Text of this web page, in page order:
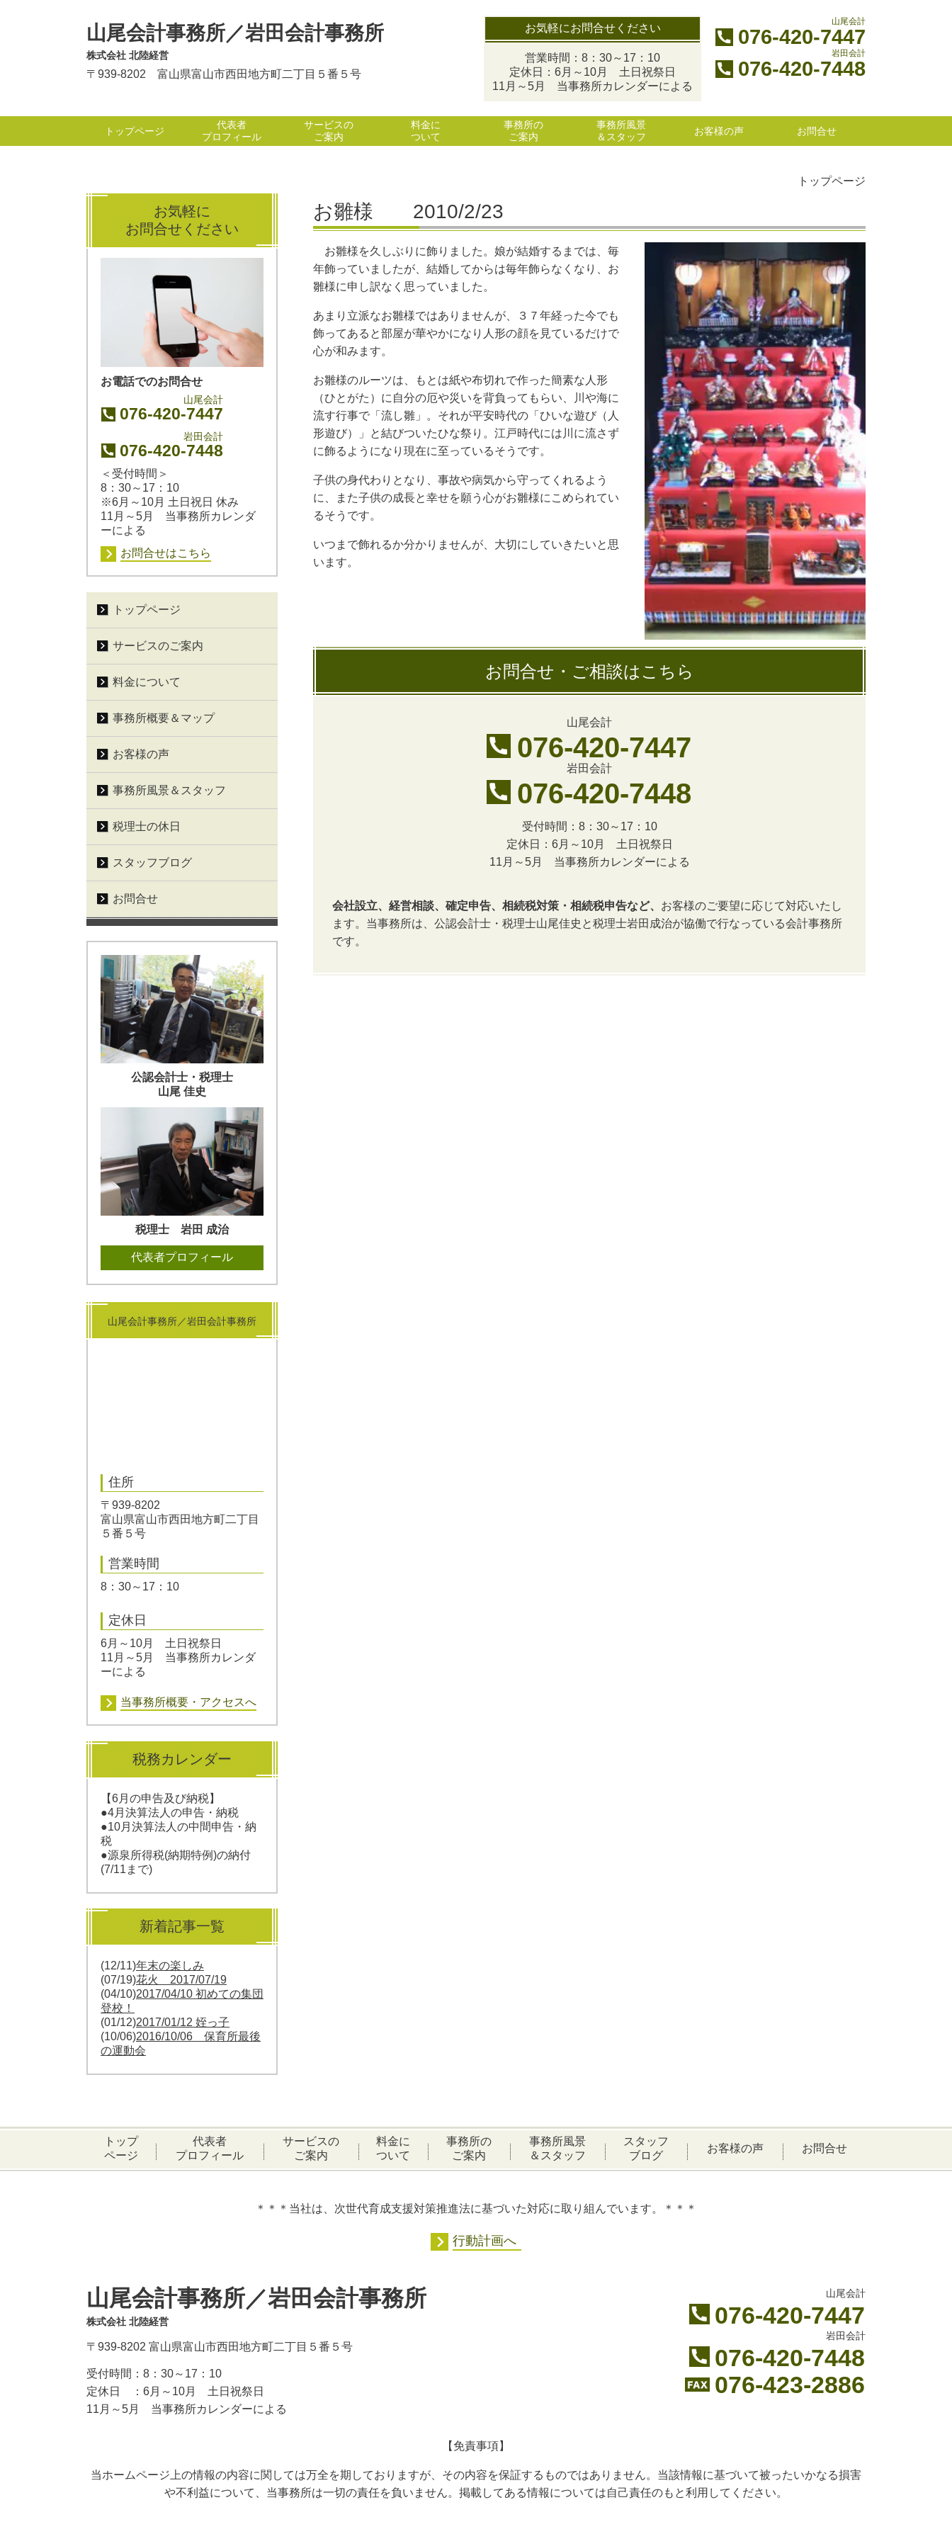
山尾会計事務所／岩田会計事務所
株式会社 北陸経営
〒939-8202 富山県富山市西田地方町二丁目５番５号
お気軽にお問合せください
営業時間：8：30～17：10
定休日：6月～10月 土日祝祭日
11月～5月 当事務所カレンダーによる
山尾会計
076-420-7447
岩田会計
076-420-7448
トップページ
代表者
プロフィール
サービスの
ご案内
料金に
ついて
事務所の
ご案内
事務所風景
＆スタッフ
お客様の声 お問合せ
トップページ
お雛様 2010/2/23
お雛様を久しぶりに飾りました。娘が結婚するまでは、毎
年飾っていましたが、結婚してからは毎年飾らなくなり、お
雛様に申し訳なく思っていました。
あまり立派なお雛様ではありませんが、３７年経った今でも
飾ってあると部屋が華やかになり人形の顔を見ているだけで
心が和みます。
お雛様のルーツは、もとは紙や布切れで作った簡素な人形
（ひとがた）に自分の厄や災いを背負ってもらい、川や海に
流す行事で「流し雛」。それが平安時代の「ひいな遊び（人
形遊び）」と結びついたひな祭り。江戸時代には川に流さず
に飾るようになり現在に至っているそうです。
子供の身代わりとなり、事故や病気から守ってくれるよう
に、また子供の成長と幸せを願う心がお雛様にこめられてい
るそうです。
いつまで飾れるか分かりませんが、大切にしていきたいと思
います。
お問合せ・ご相談はこちら
山尾会計
076-420-7447
岩田会計
076-420-7448
受付時間：8：30～17：10
定休日：6月～10月 土日祝祭日
11月～5月 当事務所カレンダーによる
会社設立、経営相談、確定申告、相続税対策・相続税申告など、 お客様のご要望に応じて対応いたし
ます。当事務所は、公認会計士・税理士山尾佳史と税理士岩田成治が協働で行なっている会計事務所
です。
お気軽に
お問合せください
お電話でのお問合せ
山尾会計
076-420-7447
岩田会計
076-420-7448
＜受付時間＞
8：30～17：10
※6月～10月 土日祝日 休み
11月～5月 当事務所カレンダ
ーによる
お問合せはこちら
トップページ
サービスのご案内
料金について
事務所概要＆マップ
お客様の声
事務所風景＆スタッフ
税理士の休日
スタッフブログ
お問合せ
公認会計士・税理士
山尾 佳史
税理士 岩田 成治
代表者プロフィール
山尾会計事務所／岩田会計事務所
住所
〒939-8202
富山県富山市西田地方町二丁目
５番５号
営業時間
8：30～17：10
定休日
6月～10月 土日祝祭日
11月～5月 当事務所カレンダ
ーによる
当事務所概要・アクセスへ
税務カレンダー
【6月の申告及び納税】
●4月決算法人の申告・納税
●10月決算法人の中間申告・納
税
●源泉所得税(納期特例)の納付
(7/11まで)
新着記事一覧
(12/11)年末の楽しみ
(07/19)花火 2017/07/19
(04/10)2017/04/10 初めての集団
登校！
(01/12)2017/01/12 姪っ子
(10/06)2016/10/06 保育所最後
の運動会
トップ
ページ
代表者
プロフィール
サービスの
ご案内
料金に
ついて
事務所の
ご案内
事務所風景
＆スタッフ
スタッフ
ブログ
お客様の声 お問合せ
＊＊＊当社は、次世代育成支援対策推進法に基づいた対応に取り組んでいます。＊＊＊
行動計画へ
山尾会計事務所／岩田会計事務所
株式会社 北陸経営
〒939-8202 富山県富山市西田地方町二丁目５番５号
受付時間： 8：30～17：10
定休日 ： 6月～10月 土日祝祭日
11月～5月 当事務所カレンダーによる
山尾会計
076-420-7447
岩田会計
076-420-7448
076-423-2886
【免責事項】
当ホームページ上の情報の内容に関しては万全を期しておりますが、その内容を保証するものではありません。当該情報に基づいて被ったいかなる損害
や不利益について、当事務所は一切の責任を負いません。掲載してある情報については自己責任のもと利用してください。